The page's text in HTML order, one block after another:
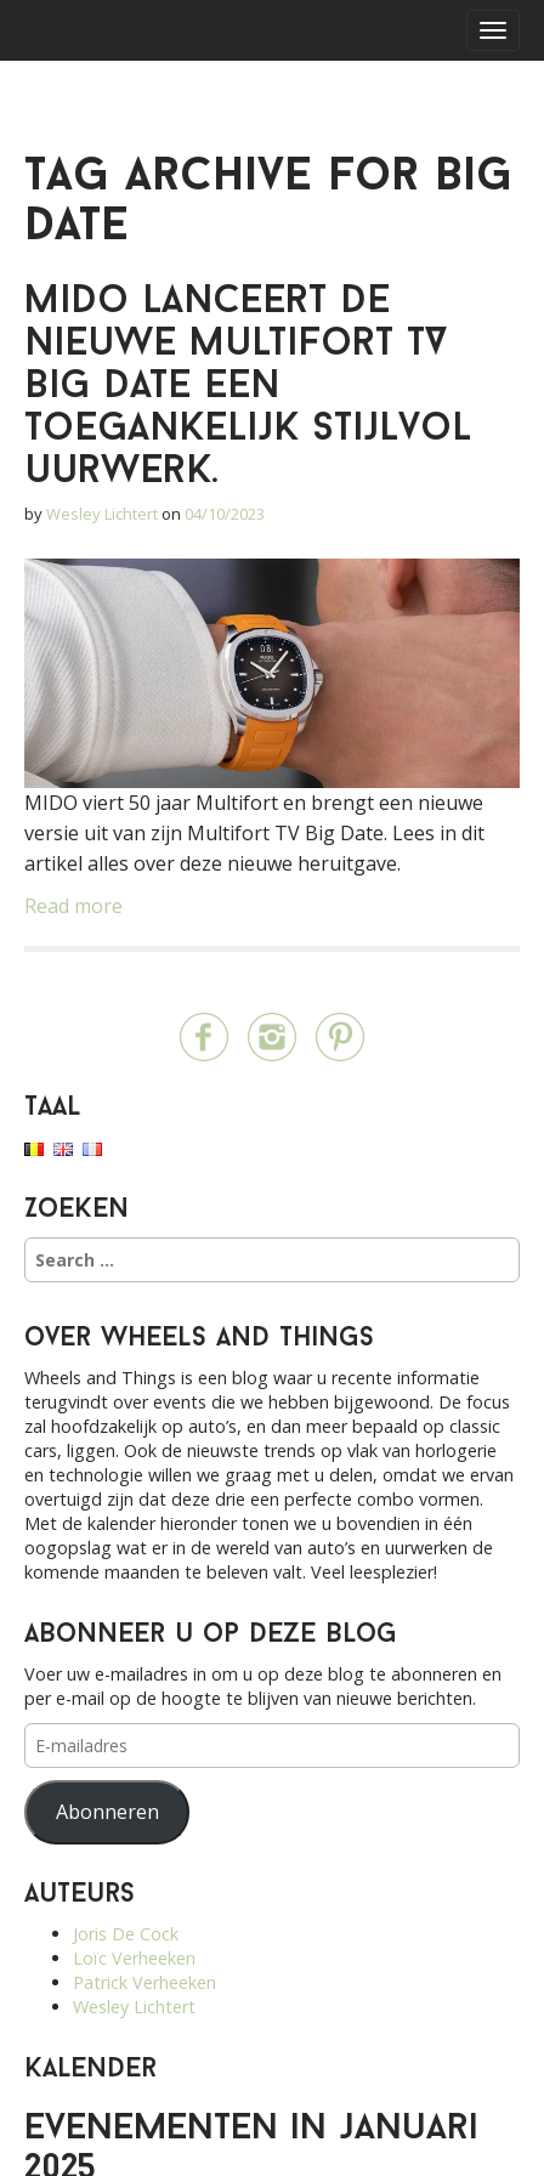
i
Tag Archive for Big
date
Mido lanceert de
nieuwe Multifort TV
Big date een
toegankelijk stijlvol
uurwerk.
byWesley Lichterton 04/10/2023
MIDO viert 50 jaar Multifort en brengt een nieuwe
versie uit van zijn Multifort TV Big Date. Lees in dit
artikel alles over deze nieuwe heruitgave.
Read more
Taal
Zoeken
S
e
c
h
f
o
r
:
over Wheels and Things
Wheels and Things is een blog waar u recente informatie
terugvindt over events die we hebben bijgewoond. De focus
zal hoofdzakelijk op auto’s, en dan meer bepaald op classic
cars, liggen. Ook de nieuwste trends op vlak van horlogerie
en technologie willen we graag met u delen, omdat we ervan
overtuigd zijn dat deze drie een perfecte combo vormen.
Met de kalender hieronder tonen we u bovendien in één
oogopslag wat er in de wereld van auto’s en uurwerken de
komende maanden te beleven valt. Veel leesplezier!
Abonneer u op deze blog
Voer uw e-mailadres in om u op deze blog te abonneren en
per e-mail op de hoogte te blijven van nieuwe berichten.
E-
mailadres
Abonneren
Auteurs
Joris De Cock
Loïc Verheeken
Patrick Verheeken
Wesley Lichtert
Kalender
Evenementen in januari